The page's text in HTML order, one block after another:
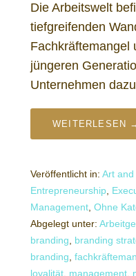
Die Arbeitswelt
tiefgreifenden
Fachkräftemangel
jüngeren
Unternehmen
WEITERLESEN
Veröffentlicht in: Art and
Entrepreneurship,
Management, Ohne
Abgelegt unter:
branding, branding
branding,
loyalität, management,